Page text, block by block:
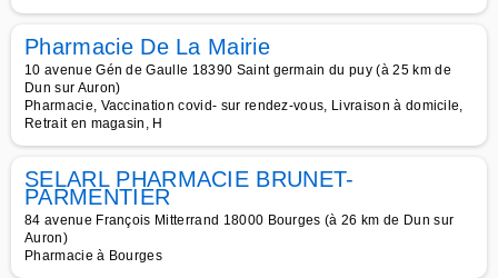
Pharmacie De La Mairie
10 avenue Gén de Gaulle 18390 Saint germain du puy (à 25 km de
Dun sur Auron)
Pharmacie, Vaccination covid- sur rendez-vous, Livraison à domicile,
Retrait en magasin, H
SELARL PHARMACIE BRUNET-
PARMENTIER
84 avenue François Mitterrand 18000 Bourges (à 26 km de Dun sur
Auron)
Pharmacie à Bourges